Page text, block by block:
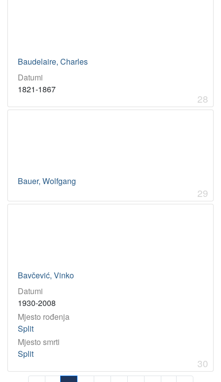
Baudelaire, Charles
Datumi
1821-1867
28
Bauer, Wolfgang
29
Bavčević, Vinko
Datumi
1930-2008
Mjesto rođenja
Split
Mjesto smrti
Split
30